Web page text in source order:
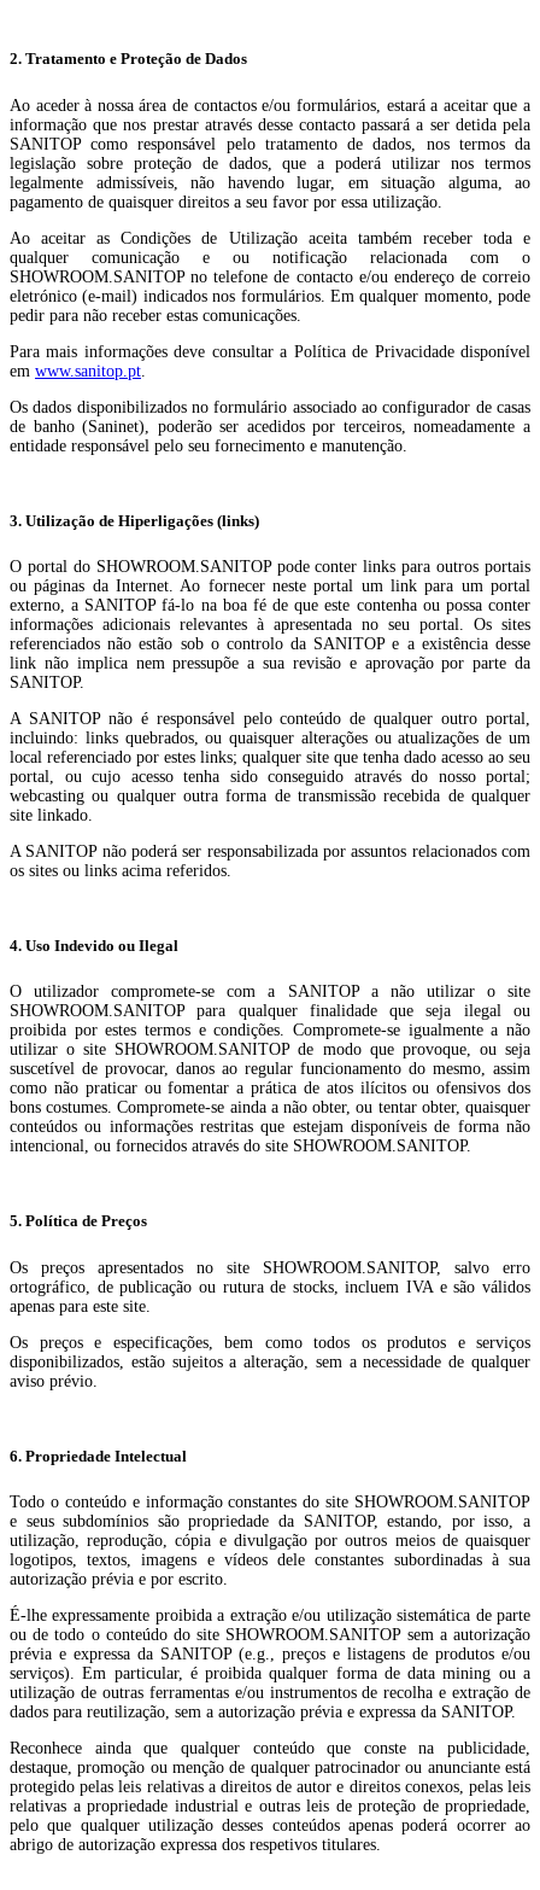
2. Tratamento e Proteção de Dados
Ao aceder à nossa área de contactos e/ou formulários, estará a aceitar que a
informação que nos prestar através desse contacto passará a ser detida pela
SANITOP como responsável pelo tratamento de dados, nos termos da
legislação sobre proteção de dados, que a poderá utilizar nos termos
legalmente admissíveis, não havendo lugar, em situação alguma, ao
pagamento de quaisquer direitos a seu favor por essa utilização.
Ao aceitar as Condições de Utilização aceita também receber toda e
qualquer comunicação e ou notificação relacionada com o
SHOWROOM.SANITOP no telefone de contacto e/ou endereço de correio
eletrónico (e-mail) indicados nos formulários. Em qualquer momento, pode
pedir para não receber estas comunicações.
Para mais informações deve consultar a Política de Privacidade disponível
em www.sanitop.pt
Os dados disponibilizados no formulário associado ao configurador de casas
de banho (Saninet), poderão ser acedidos por terceiros, nomeadamente a
entidade responsável pelo seu fornecimento e manutenção.
3. Utilização de Hiperligações (links)
O portal do SHOWROOM.SANITOP pode conter links para outros portais
ou páginas da Internet. Ao fornecer neste portal um link para um portal
externo, a SANITOP fá-lo na boa fé de que este contenha ou possa conter
informações adicionais relevantes à apresentada no seu portal. Os sites
referenciados não estão sob o controlo da SANITOP e a existência desse
link não implica nem pressupõe a sua revisão e aprovação por parte da
SANITOP.
A SANITOP não é responsável pelo conteúdo de qualquer outro portal,
incluindo: links quebrados, ou quaisquer alterações ou atualizações de um
local referenciado por estes links; qualquer site que tenha dado acesso ao seu
portal, ou cujo acesso tenha sido conseguido através do nosso portal;
webcasting ou qualquer outra forma de transmissão recebida de qualquer
site linkado.
A SANITOP não poderá ser responsabilizada por assuntos relacionados com
os sites ou links acima referidos.
4. Uso Indevido ou Ilegal
O utilizador compromete-se com a SANITOP a não utilizar o site
SHOWROOM.SANITOP para qualquer finalidade que seja ilegal ou
proibida por estes termos e condições. Compromete-se igualmente a não
utilizar o site SHOWROOM.SANITOP de modo que provoque, ou seja
suscetível de provocar, danos ao regular funcionamento do mesmo, assim
como não praticar ou fomentar a prática de atos ilícitos ou ofensivos dos
bons costumes. Compromete-se ainda a não obter, ou tentar obter, quaisquer
conteúdos ou informações restritas que estejam disponíveis de forma não
intencional, ou fornecidos através do site SHOWROOM.SANITOP.
5. Política de Preços
Os preços apresentados no site SHOWROOM.SANITOP, salvo erro
ortográfico, de publicação ou rutura de stocks, incluem IVA e são válidos
apenas para este site.
Os preços e especificações, bem como todos os produtos e serviços
disponibilizados, estão sujeitos a alteração, sem a necessidade de qualquer
aviso prévio.
6. Propriedade Intelectual
Todo o conteúdo e informação constantes do site SHOWROOM.SANITOP
e seus subdomínios são propriedade da SANITOP, estando, por isso, a
utilização, reprodução, cópia e divulgação por outros meios de quaisquer
logotipos, textos, imagens e vídeos dele constantes subordinadas à sua
autorização prévia e por escrito.
É-lhe expressamente proibida a extração e/ou utilização sistemática de parte
ou de todo o conteúdo do site SHOWROOM.SANITOP sem a autorização
prévia e expressa da SANITOP (e.g., preços e listagens de produtos e/ou
serviços). Em particular, é proibida qualquer forma de data mining ou a
utilização de outras ferramentas e/ou instrumentos de recolha e extração de
dados para reutilização, sem a autorização prévia e expressa da SANITOP.
Reconhece ainda que qualquer conteúdo que conste na publicidade,
destaque, promoção ou menção de qualquer patrocinador ou anunciante está
protegido pelas leis relativas a direitos de autor e direitos conexos, pelas leis
relativas a propriedade industrial e outras leis de proteção de propriedade,
pelo que qualquer utilização desses conteúdos apenas poderá ocorrer ao
abrigo de autorização expressa dos respetivos titulares.